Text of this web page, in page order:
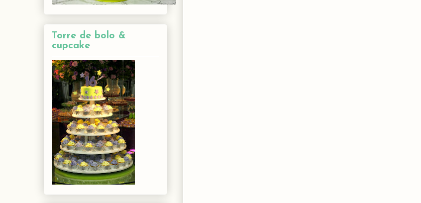
Torre de bolo &
cupcake